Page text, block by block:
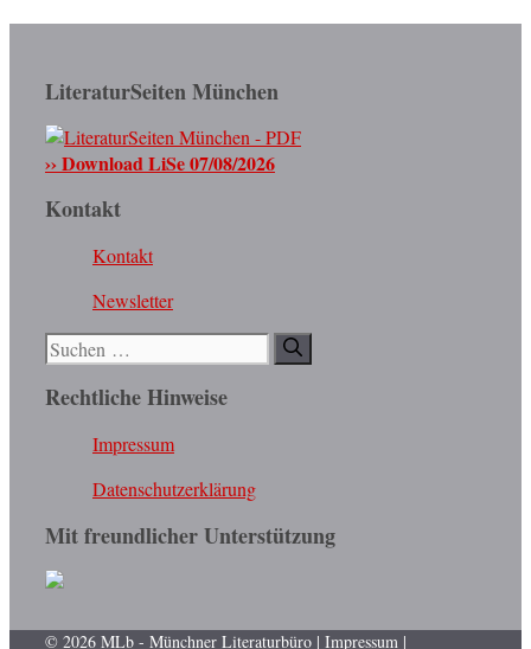
LiteraturSeiten München
›› Download LiSe 07/08/2026
Kontakt
Kontakt
Newsletter
Suchen
nach:
Rechtliche Hinweise
Impressum
Datenschutzerklärung
Mit freundlicher Unterstützung
© 2026 MLb - Münchner Literaturbüro | Impressum |